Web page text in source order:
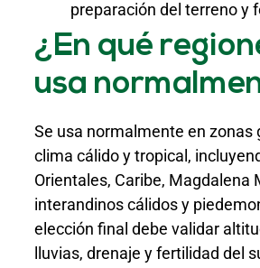
preparación del terreno y
¿En qué
usa
Se usa normalmente en zonas
clima cálido y tropical,
Orientales, Caribe, Magdalena
interandinos cálidos y
elección final debe validar
lluvias, drenaje y fertilidad del